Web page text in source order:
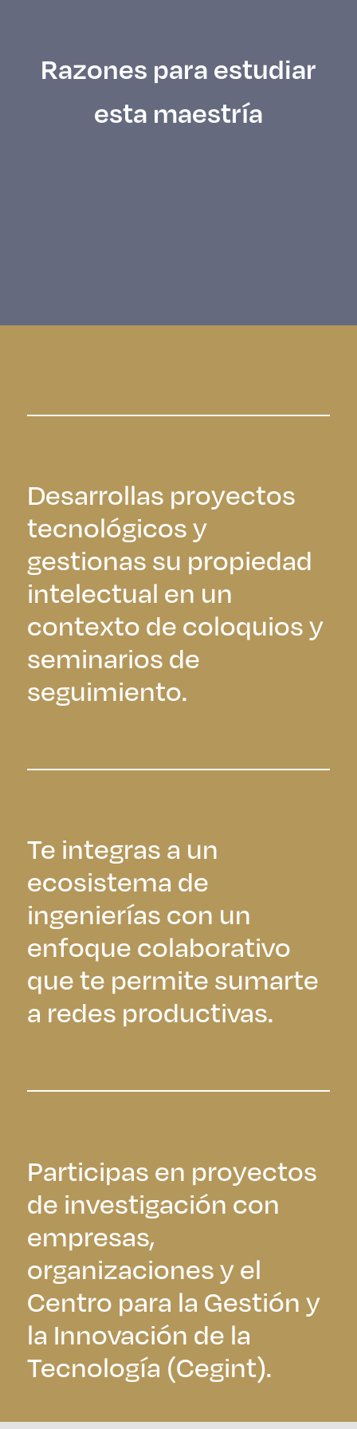
Razones para estudiar
esta maestría
Desarrollas proyectos
tecnológicos y
gestionas su propiedad
intelectual en un
contexto de coloquios y
seminarios de
seguimiento.
Te integras a un
ecosistema de
ingenierías con un
enfoque colaborativo
que te permite sumarte
a redes productivas.
Participas en proyectos
de investigación con
empresas,
organizaciones y el
Centro para la Gestión y
la Innovación de la
Tecnología (Cegint).